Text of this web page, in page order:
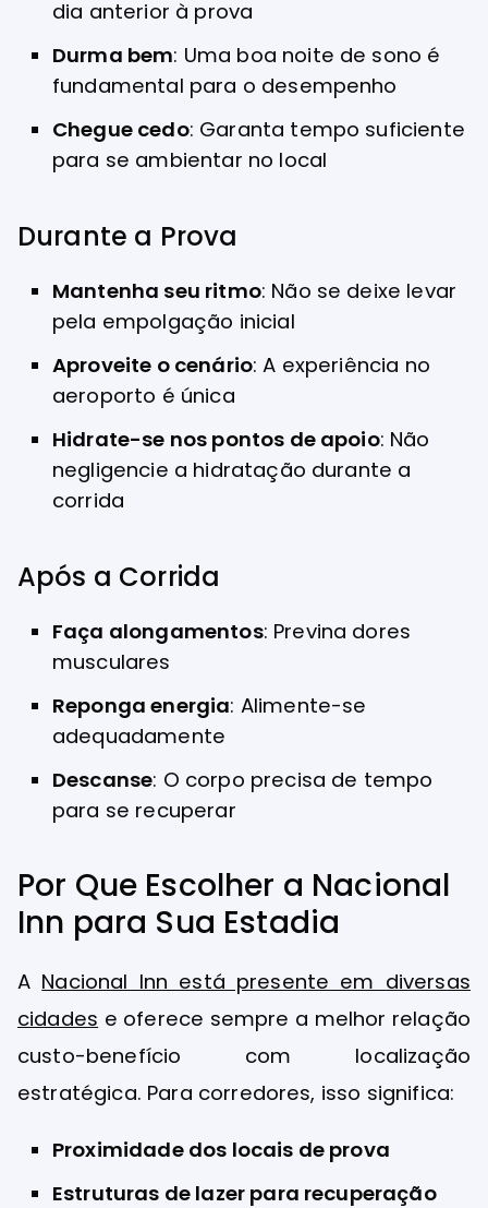
dia anterior à prova
Durma bem: Uma boa noite de sono é
fundamental para o desempenho
Chegue cedo: Garanta tempo suficiente
para se ambientar no local
Durante a Prova
Mantenha seu ritmo: Não se deixe levar
pela empolgação inicial
Aproveite o cenário: A experiência no
aeroporto é única
Hidrate-se nos pontos de apoio: Não
negligencie a hidratação durante a
corrida
Após a Corrida
Faça alongamentos: Previna dores
musculares
Reponga energia: Alimente-se
adequadamente
Descanse: O corpo precisa de tempo
para se recuperar
Por Que Escolher a Nacional
Inn para Sua Estadia
A Nacional Inn está presente em diversas
cidades e oferece sempre a melhor relação
custo-benefício com localização
estratégica. Para corredores, isso significa:
Proximidade dos locais de prova
Estruturas de lazer para recuperação